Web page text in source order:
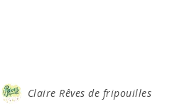
Claire Rêves de fripouilles